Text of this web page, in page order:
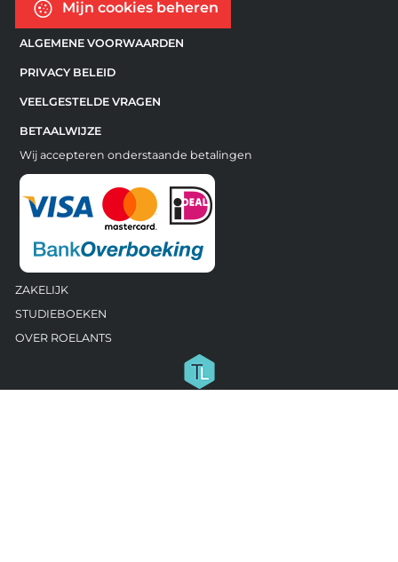
Mijn cookies beheren
ALGEMENE VOORWAARDEN
PRIVACY BELEID
VEELGESTELDE VRAGEN
BETAALWIJZE
Wij accepteren onderstaande betalingen
ZAKELIJK
STUDIEBOEKEN
OVER ROELANTS